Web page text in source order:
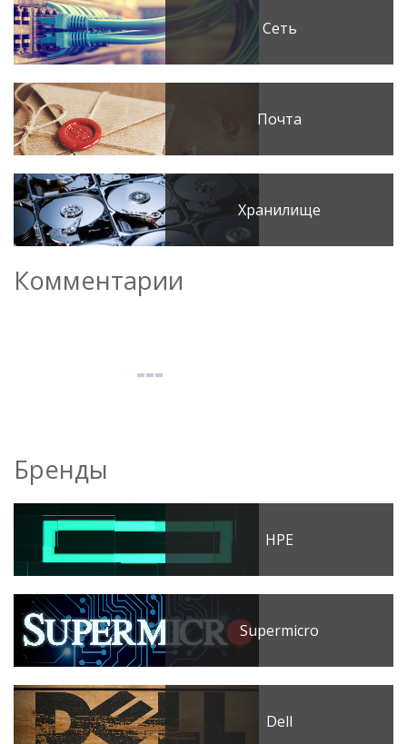
Сеть
Почта
Хранилище
Комментарии
Бренды
HPE
Supermicro
Dell